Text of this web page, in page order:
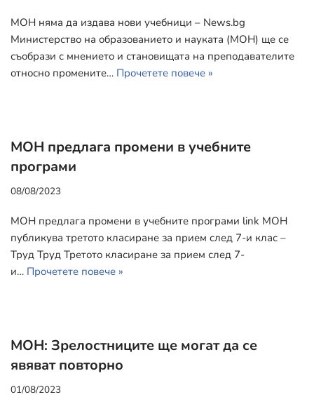
МОН няма да издава нови учебници – News.bg
Министерство на образованието и науката (МОН) ще се
съобрази с мнението и становищата на преподавателите
относно промените… Прочетете повече »
МОН предлага промени в учебните
програми
08/08/2023
МОН предлага промени в учебните програми link МОН
публикува третото класиране за прием след 7-и клас –
Труд Труд Третото класиране за прием след 7-
и… Прочетете повече »
МОН: Зрелостниците ще могат да се
явяват повторно
01/08/2023